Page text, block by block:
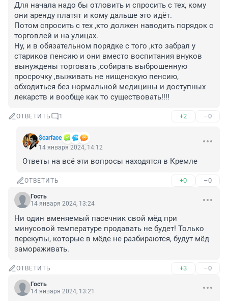
Для начала надо бы отловить и спросить с тех, кому
они аренду платят и кому дальше это идёт.
Потом спросить с тех ,кто должен наводить порядок с
торговлей и на улицах.
Ну, и в обязательном порядке с того ,кто забрал у
стариков пенсию и они вместо воспитания внуков
вынуждены торговать ,собирать выброшенную
просрочку ,выживать не нищенскую пенсию,
обходиться без нормальной медицины и доступных
лекарств и вообще как то существовать!!!!
ОТВЕТИТЬ 1 +2 –0
$carface
14 января 2024, 14:12
Ответы на всё эти вопросы находятся в Кремле
ОТВЕТИТЬ +0 –0
Гость
14 января 2024, 13:24
Ни один вменяемый пасечник свой мёд при
минусовой температуре продавать не будет! Только
перекупы, которые в мёде не разбираются, будут мёд
замораживать.
ОТВЕТИТЬ +3 –0
Гость
14 января 2024, 13:21